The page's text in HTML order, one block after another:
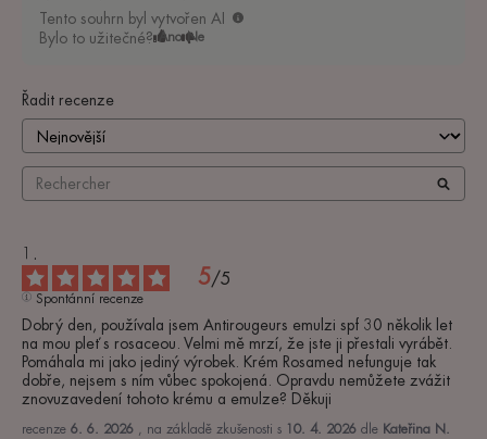
Tento souhrn byl vytvořen AI
Bylo to užitečné?
Ano Ne
Řadit recenze
5/5
Spontánní recenze
Dobrý den, používala jsem Antirougeurs emulzi spf 30 několik let
na mou pleť s rosaceou. Velmi mě mrzí, že jste ji přestali vyrábět.
Pomáhala mi jako jediný výrobek. Krém Rosamed nefunguje tak
dobře, nejsem s ním vůbec spokojená. Opravdu nemůžete zvážit
znovuzavedení tohoto krému a emulze? Děkuji
recenze 6. 6. 2026 , na základě zkušenosti s 10. 4. 2026 dle Kateřina N.